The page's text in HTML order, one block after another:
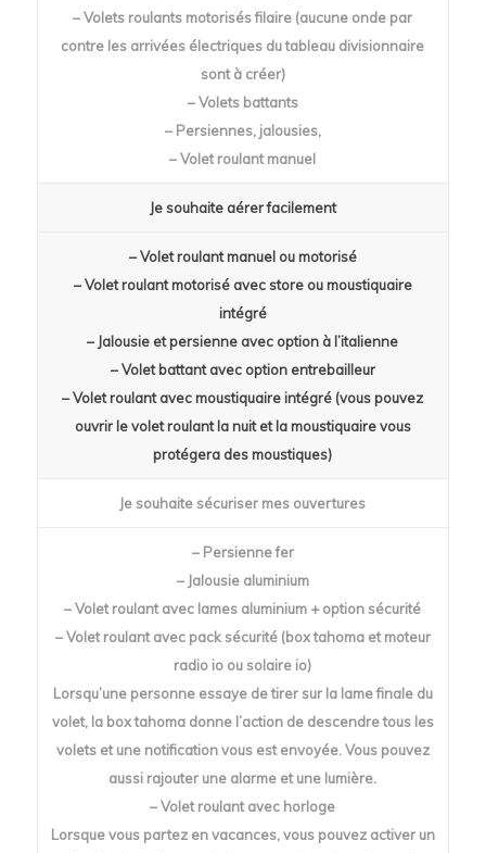
– Volets roulants motorisés filaire (aucune onde par
contre les arrivées électriques du tableau divisionnaire
sont à créer)
– Volets battants
– Persiennes, jalousies,
– Volet roulant manuel
Je souhaite aérer facilement
– Volet roulant manuel ou motorisé
– Volet roulant motorisé avec store ou moustiquaire
intégré
– Jalousie et persienne avec option à l’italienne
– Volet battant avec option entrebailleur
– Volet roulant avec moustiquaire intégré (vous pouvez
ouvrir le volet roulant la nuit et la moustiquaire vous
protégera des moustiques)
Je souhaite sécuriser mes ouvertures
– Persienne fer
– Jalousie aluminium
– Volet roulant avec lames aluminium + option sécurité
– Volet roulant avec pack sécurité (box tahoma et moteur
radio io ou solaire io)
Lorsqu’une personne essaye de tirer sur la lame finale du
volet, la box tahoma donne l’action de descendre tous les
volets et une notification vous est envoyée. Vous pouvez
aussi rajouter une alarme et une lumière.
– Volet roulant avec horloge
Lorsque vous partez en vacances, vous pouvez activer un